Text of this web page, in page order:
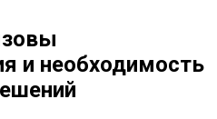
и необходимость